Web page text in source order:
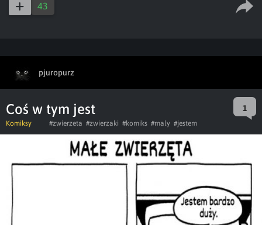
43
pjuropurz
Coś w tym jest 1
Komiksy #zwierzeta #zwierzaki #komiks #maly #jestem